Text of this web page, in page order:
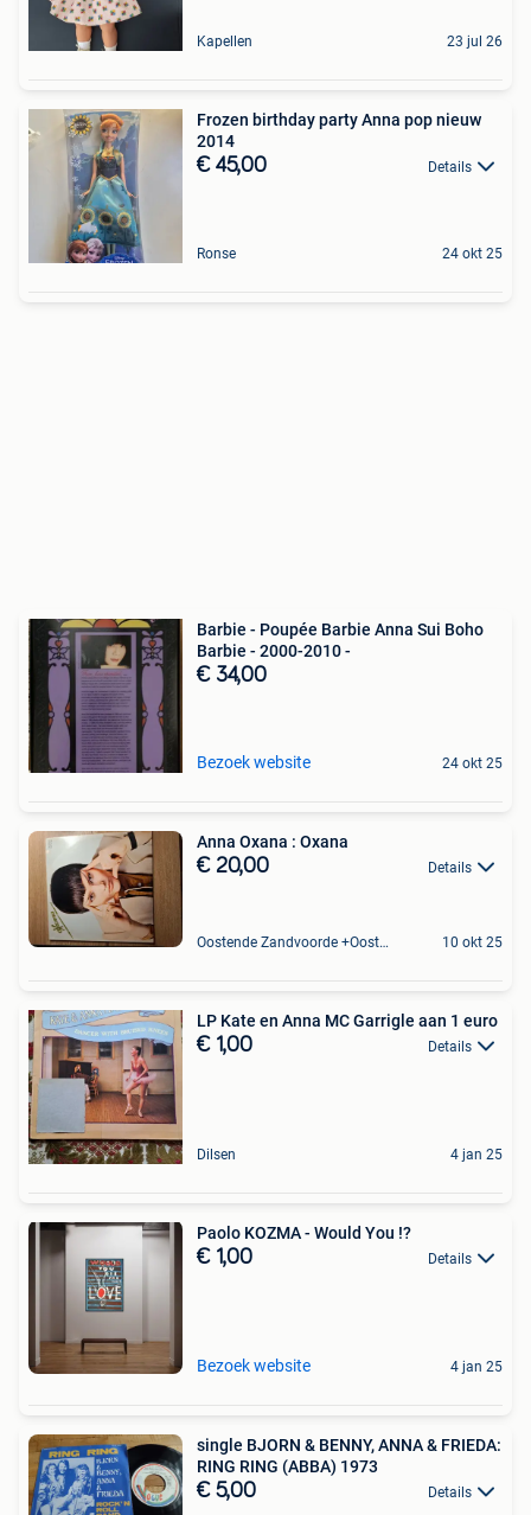
Kapellen 23 jul 26
Frozen birthday party Anna pop nieuw
2014
€ 45,00 Details
Ronse 24 okt 25
Barbie - Poupée Barbie Anna Sui Boho
Barbie - 2000-2010 -
€ 34,00
Bezoek website 24 okt 25
Anna Oxana : Oxana
€ 20,00 Details
Oostende Zandvoorde +Oostende 10 okt 25
LP Kate en Anna MC Garrigle aan 1 euro
€ 1,00 Details
Dilsen 4 jan 25
Paolo KOZMA - Would You !?
€ 1,00 Details
Bezoek website 4 jan 25
single BJORN & BENNY, ANNA & FRIEDA:
RING RING (ABBA) 1973
€ 5,00 Details